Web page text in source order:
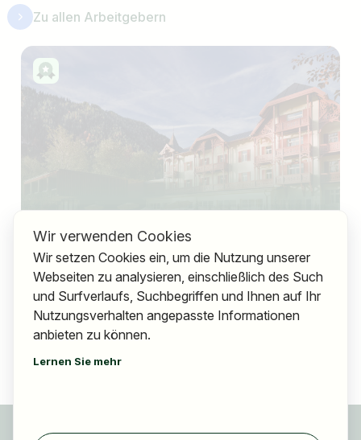
Zu allen Arbeitgebern
Ausgeschriebene Jobs
, Tirol
Wir verwenden Cookies
Wir setzen Cookies ein, um die Nutzung unserer
Webseiten zu analysieren, einschließlich des Such
und Surfverlaufs, Suchbegriffen und Ihnen auf Ihr
Nutzungsverhalten angepasste Informationen
anbieten zu können.
Lernen Sie mehr